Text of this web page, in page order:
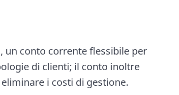
un conto corrente flessibile per
di clienti; il conto inoltre
i costi di gestione.